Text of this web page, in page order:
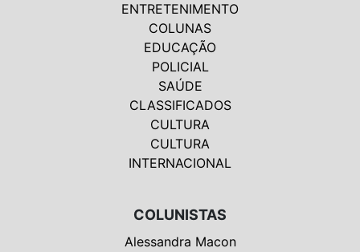
ENTRETENIMENTO
COLUNAS
EDUCAÇÃO
POLICIAL
SAÚDE
CLASSIFICADOS
CULTURA
CULTURA
INTERNACIONAL
COLUNISTAS
Alessandra Macon